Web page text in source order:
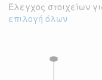
Έλεγχος στοιχείων
επιλογή όλων